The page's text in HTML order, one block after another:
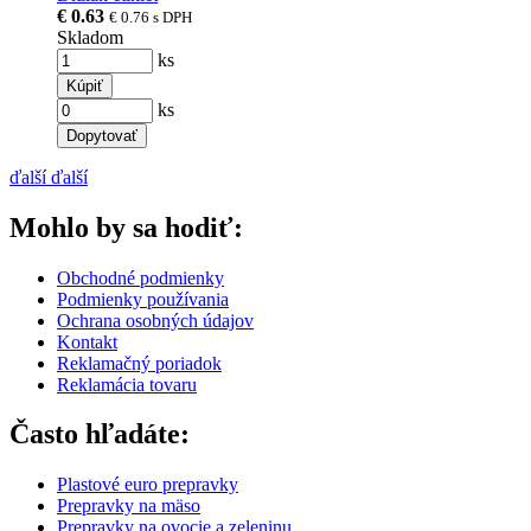
€ 0.63 € 0.76 s DPH
Skladom
ks
Kúpiť
ks
Dopytovať
ďalší ďalší
Mohlo by sa hodiť:
Obchodné podmienky
Podmienky používania
Ochrana osobných údajov
Kontakt
Reklamačný poriadok
Reklamácia tovaru
Často hľadáte:
Plastové euro prepravky
Prepravky na mäso